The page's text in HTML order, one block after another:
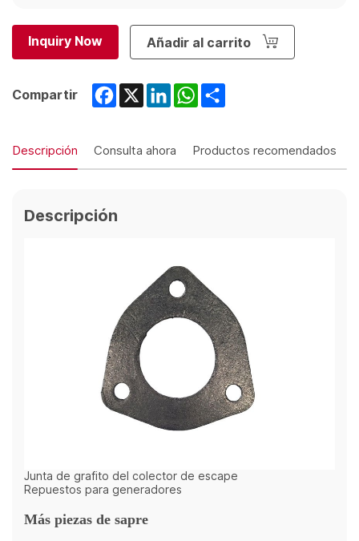
Inquiry Now Añadir al carrito
Compartir Facebook
X LinkedInWhatsApp
Descripción Consulta ahora Productos recomendados
Descripción
Junta de grafito del colector de escape
Repuestos para generadores
Más piezas de sapre